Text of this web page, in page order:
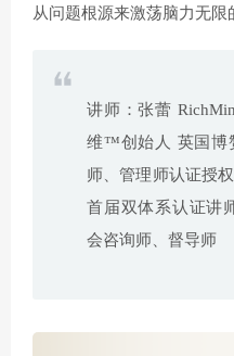
从问题根源来激荡脑力无限
讲师：张蕾
维™创始人 英国博
师、管理师认证授
首届双体系认证讲
会咨询师、督导师